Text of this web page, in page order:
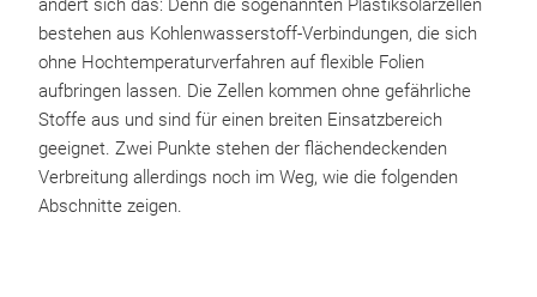
ändert sich das: Denn die sogenannten Plastiksolarzellen
bestehen aus Kohlenwasserstoff-Verbindungen, die sich
ohne Hochtemperaturverfahren auf flexible Folien
aufbringen lassen. Die Zellen kommen ohne gefährliche
Stoffe aus und sind für einen breiten Einsatzbereich
geeignet. Zwei Punkte stehen der flächendeckenden
Verbreitung allerdings noch im Weg, wie die folgenden
Abschnitte zeigen.